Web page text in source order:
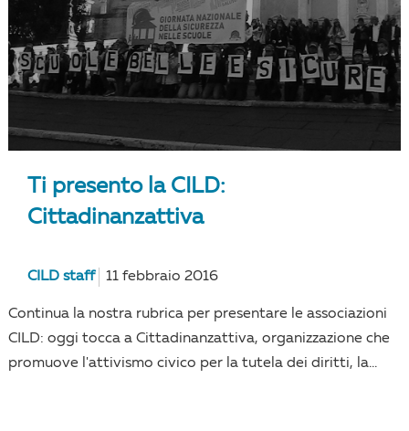
Ti presento la CILD:
Cittadinanzattiva
CILD staff 11 febbraio 2016
Continua la nostra rubrica per presentare le associazioni
CILD: oggi tocca a Cittadinanzattiva, organizzazione che
promuove l'attivismo civico per la tutela dei diritti, la...